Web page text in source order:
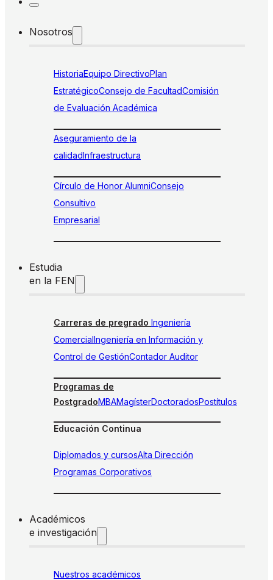
Nosotros
HistoriaEquipo DirectivoPlan
EstratégicoConsejo de FacultadComisión
de Evaluación Académica
Aseguramiento de la
calidadInfraestructura
Círculo de Honor AlumniConsejo
Consultivo
Empresarial
Estudia
en la FEN
Carreras de pregrado Ingeniería
ComercialIngeniería en Información y
Control de GestiónContador Auditor
Programas de
PostgradoMBAMagísterDoctoradosPostítulos
Educación Continua
Diplomados y cursosAlta Dirección
Programas Corporativos
Académicos
e investigación
Nuestros académicos